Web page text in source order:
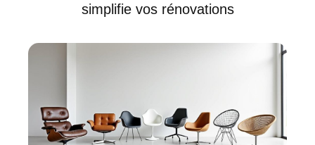
simplifie vos rénovations